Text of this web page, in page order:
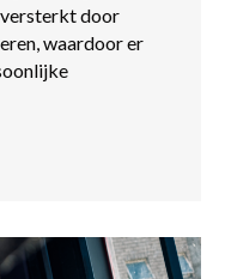
door
waardoor er